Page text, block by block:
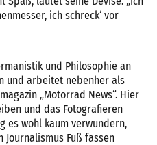
ich schreck‘ vor
und Philosophie an
und arbeitet nebenher als
„Motorrad News“. Hier
und das Fotografieren
es wohl kaum verwundern,
Fuß fassen